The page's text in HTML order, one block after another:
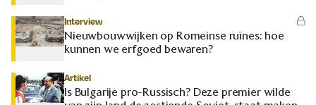
Interview
Nieuwbouwwijken op Romeinse ruïnes: hoe
kunnen we erfgoed bewaren?
Artikel
Is Bulgarije pro-Russisch? Deze premier wilde